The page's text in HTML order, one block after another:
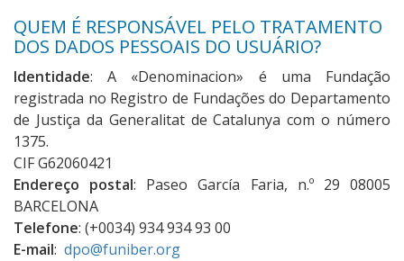
QUEM É RESPONSÁVEL PELO TRATAMENTO
DOS DADOS PESSOAIS DO USUÁRIO?
Identidade: A «Denominacion» é uma Fundação
registrada no Registro de Fundações do Departamento
de Justiça da Generalitat de Catalunya com o número
1375.
CIF G62060421
Endereço postal: Paseo García Faria, n.º 29 08005
BARCELONA
Telefone: (+0034) 934 934 93 00
E-mail: dpo@funiber.org